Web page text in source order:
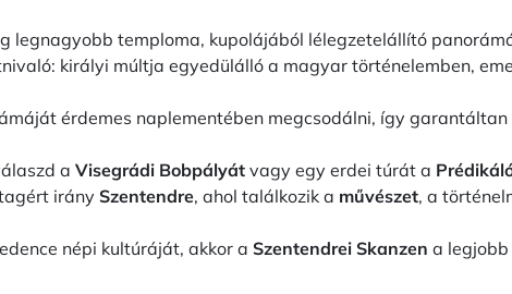
legnagyobb temploma, kupolájából lélegzetelállító
királyi múltja egyedülálló a magyar történelemben,
érdemes naplementében megcsodálni, így garantáltan
a Visegrádi Bobpályát vagy egy erdei túrát a
irány Szentendre, ahol találkozik a művészet, a
népi kultúráját, akkor a Szentendrei Skanzen a